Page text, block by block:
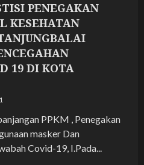
PENEGAKAN
KESEHATAN
19 DI KOTA
PPKM , Penegakan
masker Dan
Covid-19, I.Pada...